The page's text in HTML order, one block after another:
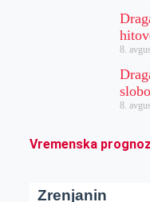
8.
8.
Vremenska